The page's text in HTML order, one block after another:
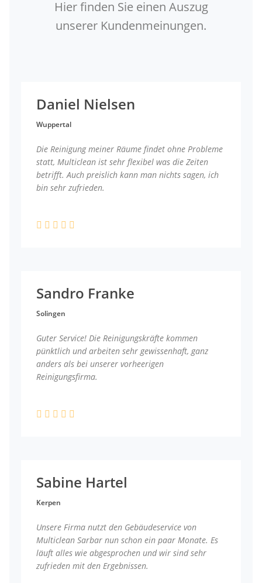
Hier finden Sie einen Auszug
unserer Kundenmeinungen.
Daniel Nielsen
Wuppertal
Die Reinigung meiner Räume findet ohne Probleme
statt, Multiclean ist sehr flexibel was die Zeiten
betrifft. Auch preislich kann man nichts sagen, ich
bin sehr zufrieden.
Sandro Franke
Solingen
Guter Service! Die Reinigungskräfte kommen
pünktlich und arbeiten sehr gewissenhaft, ganz
anders als bei unserer vorheerigen
Reinigungsfirma.
Sabine Hartel
Kerpen
Unsere Firma nutzt den Gebäudeservice von
Multiclean Sarbar nun schon ein paar Monate. Es
läuft alles wie abgesprochen und wir sind sehr
zufrieden mit den Ergebnissen.